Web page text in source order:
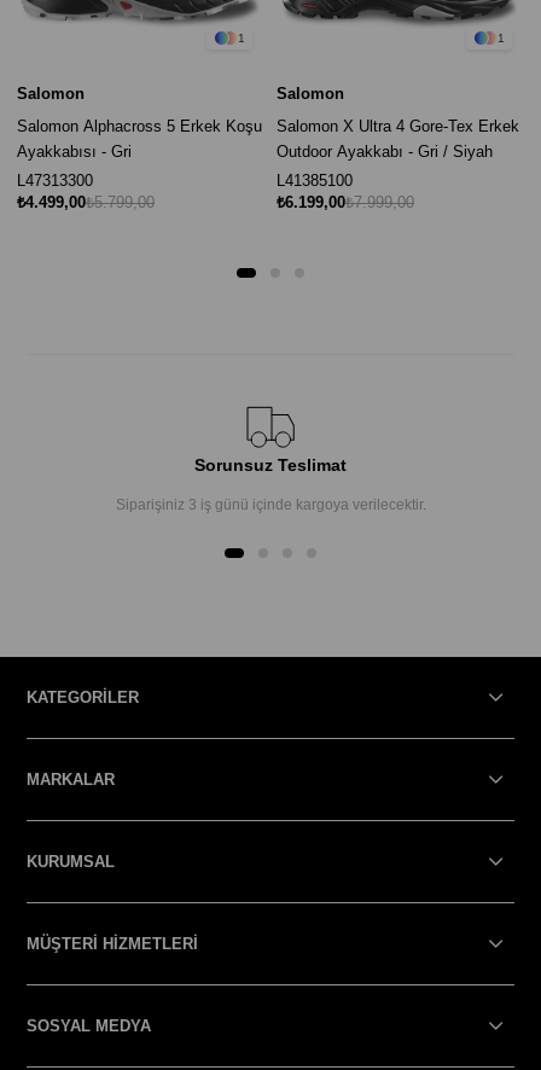
1
Salomon
Salomon Alphacross 5 Erkek Koşu
Ayakkabısı - Gri
L47313300
₺4.499,00₺5.799,00
1
Salomon
Salomon X Ultra 4 Gore-Tex Erkek
Outdoor Ayakkabı - Gri / Siyah
L41385100
₺6.199,00₺7.999,00
Sorunsuz Teslimat
Siparişiniz 3 iş günü içinde kargoya verilecektir.
KATEGORİLER
MARKALAR
KURUMSAL
MÜŞTERİ HİZMETLERİ
SOSYAL MEDYA